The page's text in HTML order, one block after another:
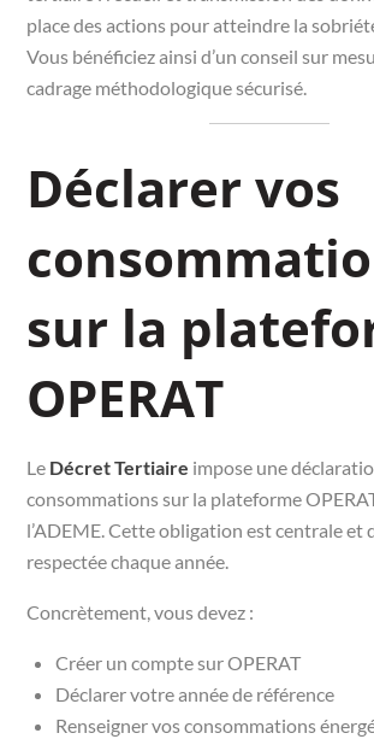
place des actions pour atteindre la
Vous bénéficiez ainsi d’un conseil sur
cadrage méthodologique sécurisé.
Déclarer vos
sur la
OPERAT
Le Décret Tertiaire impose une
consommations sur la plateforme
l’ADEME. Cette obligation est centrale et
respectée chaque année.
Concrètement, vous devez :
Créer un compte sur OPERAT
Déclarer votre année de référence
Renseigner vos consommations